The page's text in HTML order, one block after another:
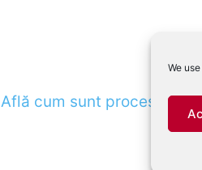
We
Află cum sunt procesate